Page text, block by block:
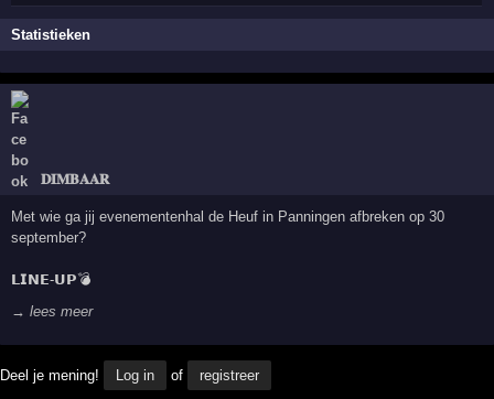
Statistieken
𝐃𝐈𝐌𝐁𝐀𝐀𝐑
Met wie ga jij evenementenhal de Heuf in Panningen afbreken op 30
september?
𝗟𝗜𝗡𝗘-𝗨𝗣💣
→ lees meer
Deel je mening! Log in of registreer